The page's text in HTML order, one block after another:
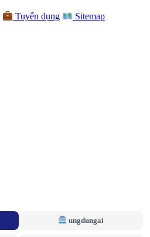
Tuyển dụng
Sitemap
ungdungai